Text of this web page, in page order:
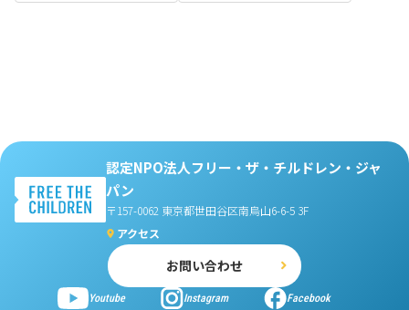
認定NPO法人フリー・ザ・チルドレン・ジャ
パン
〒157-0062 東京都世田谷区南烏山6-6-5 3F
アクセス
お問い合わせ
Youtube Instagram Facebook